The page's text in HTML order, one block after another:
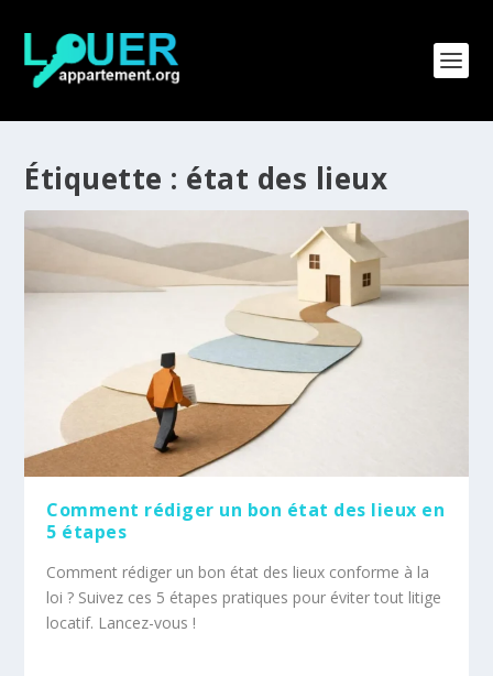
Étiquette : état des lieux
Comment rédiger un bon état des lieux en
5 étapes
Comment rédiger un bon état des lieux conforme à la
loi ? Suivez ces 5 étapes pratiques pour éviter tout litige
locatif. Lancez-vous !